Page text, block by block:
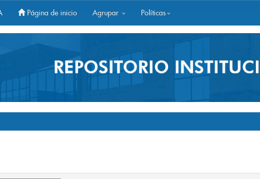
Página de inicio Agrupar Políticas